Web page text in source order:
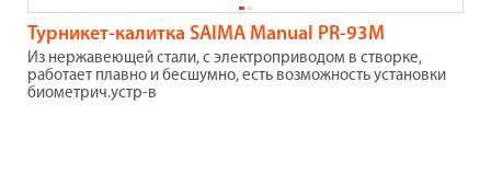
Турникет-калитка SAIMA Manual PR-93M
Из нержавеющей стали, с электроприводом в створке,
работает плавно и бесшумно, есть возможность установки
биометрич.устр-в